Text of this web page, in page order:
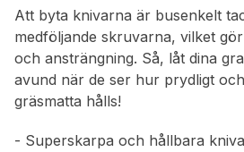
Att byta knivarna är busenkelt
medföljande skruvarna, vilket
och ansträngning. Så, låt dina
avund när de ser hur prydligt
gräsmatta hålls!
- Superskarpa och hållbara